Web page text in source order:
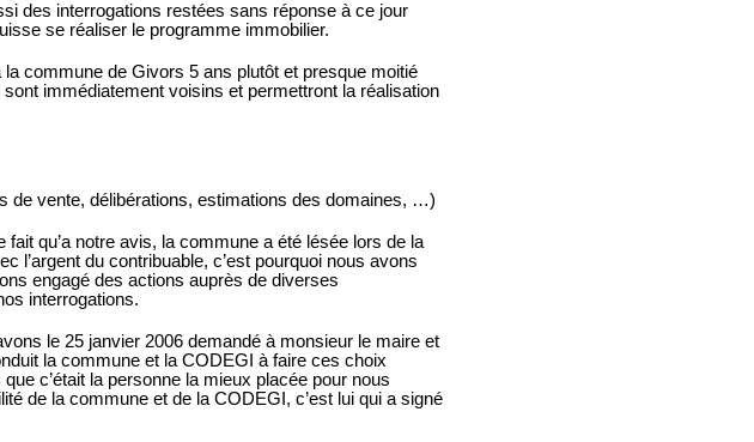
des interrogations restées sans réponse à ce jour
se réaliser le programme immobilier.
commune de Givors 5 ans plutôt et presque moitié
immédiatement voisins et permettront la réalisation
de vente, délibérations, estimations des domaines, …)
qu’a notre avis, la commune a été lésée lors de la
l’argent du contribuable, c’est pourquoi nous avons
engagé des actions auprès de diverses
interrogations.
le 25 janvier 2006 demandé à monsieur le maire et
la commune et la CODEGI à faire ces choix
c’était la personne la mieux placée pour nous
de la commune et de la CODEGI, c’est lui qui a signé